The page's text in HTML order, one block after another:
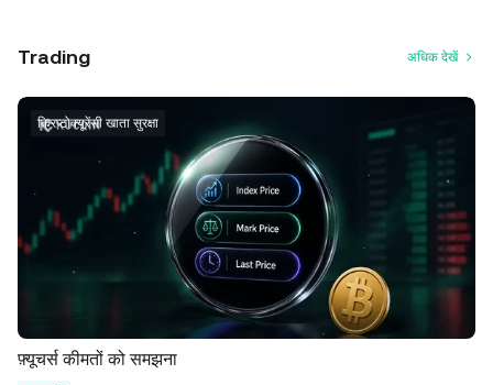
Trading अधिक देखें
क्रिप्टोक्यूरेंसी खाता सुरक्षा
फ़्यूचर्स कीमतों को समझना